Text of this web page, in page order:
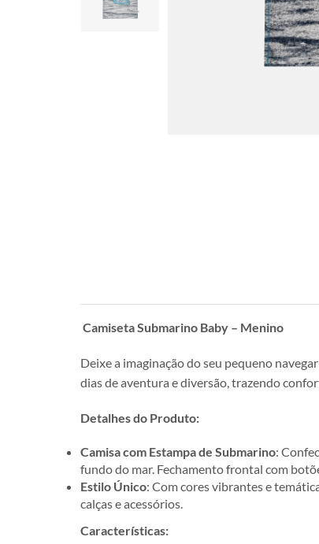
Camiseta Submarino Baby – Menino
Deixe a imaginação do seu pequeno
dias de aventura e diversão, trazendo
Detalhes do Produto:
Camisa com Estampa de Submarino:
fundo do mar. Fechamento frontal com
Estilo Único: Com cores vibrantes e
calças e acessórios.
Características: